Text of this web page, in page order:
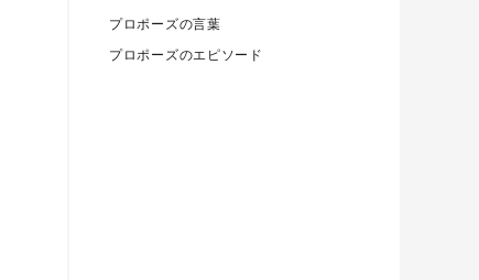
プロポーズの言葉
プロポーズのエピソード